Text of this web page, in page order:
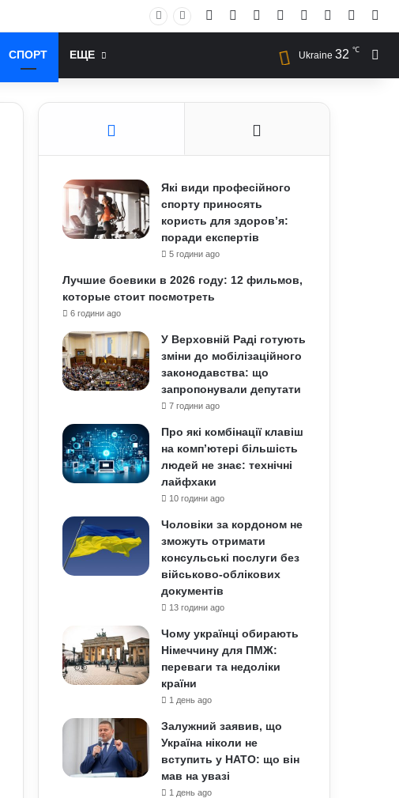
Facebook YouTubeInstagram
RSS Log In
СПОРТ ЕЩЕ Ukraine 32 ℃
Які види професійного
спорту приносять
користь для здоров’я:
поради експертів
5 години ago
Лучшие боевики в 2026 году: 12 фильмов,
которые стоит посмотреть
6 години ago
У Верховній Раді готують
зміни до мобілізаційного
законодавства: що
запропонували депутати
7 години ago
Про які комбінації клавіш
на комп’ютері більшість
людей не знає: технічні
лайфхаки
10 години ago
Чоловіки за кордоном не
зможуть отримати
консульські послуги без
військово-облікових
документів
13 години ago
Чому українці обирають
Німеччину для ПМЖ:
переваги та недоліки
країни
1 день ago
Залужний заявив, що
Україна ніколи не
вступить у НАТО: що він
мав на увазі
1 день ago